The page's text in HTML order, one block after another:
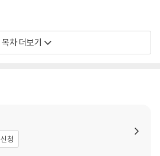
판
1차 고려 거란 전쟁
고려 거란 전쟁
3차 고려 거란 전쟁
목차 더보기
청